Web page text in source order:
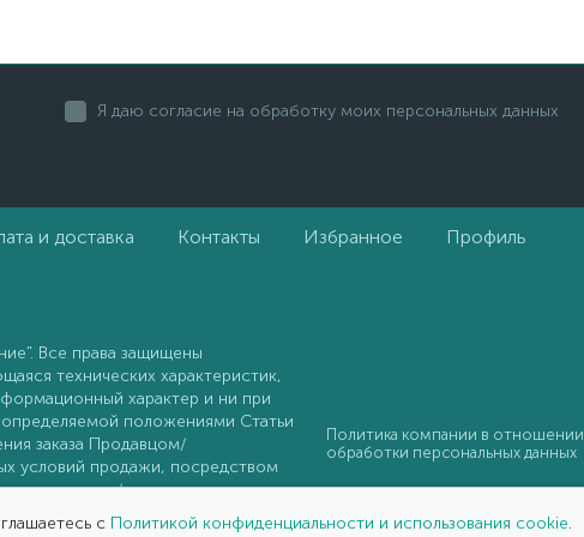
Я даю согласие на обработку моих персональных данных
и доставка Контакты Избранное Профиль
Все права защищены
технических характеристик,
характер и ни при
положениями Статьи
заказа Продавцом/
условий продажи, посредством
продажи/поставки не
Политика компании в отношении
обработки персональных данных
с Политикой конфиденциальности и использования cookie.